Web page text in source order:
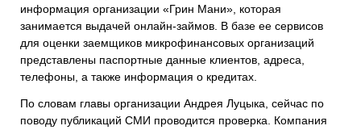
информация организации «Грин Мани», которая
занимается выдачей онлайн-займов. В базе ее сервисов
для оценки заемщиков микрофинансовых организаций
представлены паспортные данные клиентов, адреса,
телефоны, а также информация о кредитах.
По словам главы организации Андрея Луцыка, сейчас по
поводу публикаций СМИ проводится проверка. Компания